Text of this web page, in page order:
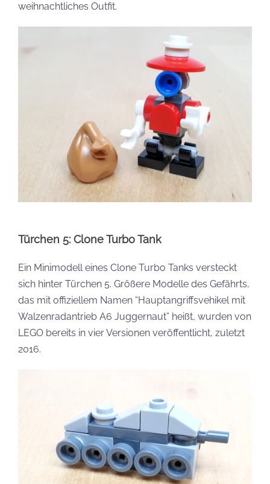
weihnachtliches Outfit.
Türchen 5: Clone Turbo Tank
Ein Minimodell eines Clone Turbo Tanks versteckt
sich hinter Türchen 5. Größere Modelle des Gefährts,
das mit offiziellem Namen “Hauptangriffsvehikel mit
Walzenradantrieb A6 Juggernaut” heißt, wurden von
LEGO bereits in vier Versionen veröffentlicht, zuletzt
2016.